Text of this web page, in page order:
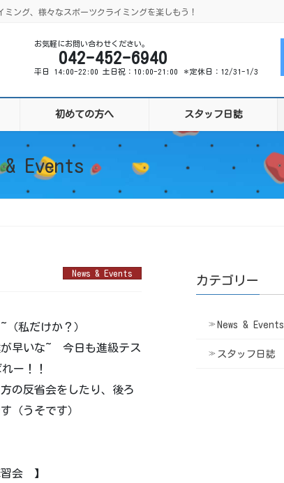
ング、様々なスポーツクライミングを楽しもう！
お気軽にお問い合わせください。
042-452-6940
平日 14:00-22:00 土日祝：10:00-21:00 ＊定休日：12/31-1/3
初めての方へ スタッフ日誌
& Events
News & Events
私だけか？）
が早いな~ 今日も進級テス
ー！！
の反省会をしたり、後ろ
（うそです）
習会 】
カテゴリー
News & Events
スタッフ日誌